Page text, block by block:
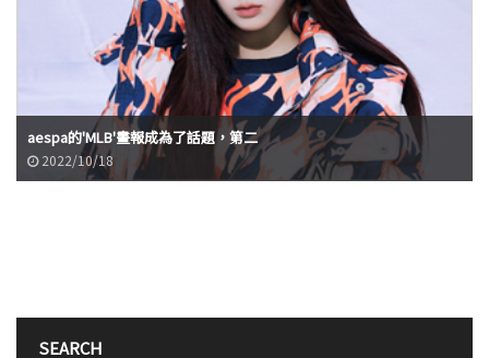
aespa的'MLB'畫報成為了話題，第二
2022/10/18
SEARCH